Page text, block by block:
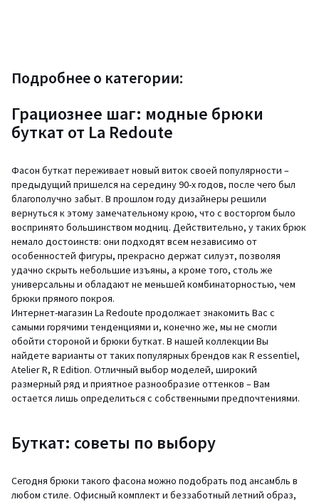
Подробнее о категории:
Грациознее шаг: модные брюки
буткат от La Redoute
Фасон буткат переживает новый виток своей популярности –
предыдущий пришелся на середину 90-х годов, после чего был
благополучно забыт. В прошлом году дизайнеры решили
вернуться к этому замечательному крою, что с восторгом было
воспринято большинством модниц. Действительно, у таких брюк
немало достоинств: они подходят всем независимо от
особенностей фигуры, прекрасно держат силуэт, позволяя
удачно скрыть небольшие изъяны, а кроме того, столь же
универсальны и обладают не меньшей комбинаторностью, чем
брюки прямого покроя.
Интернет-магазин La Redoute продолжает знакомить Вас с
самыми горячими тенденциями и, конечно же, мы не смогли
обойти стороной и брюки буткат. В нашей коллекции Вы
найдете варианты от таких популярных брендов как R essentiel,
Atelier R, R Edition. Отличный выбор моделей, широкий
размерный ряд и приятное разнообразие оттенков – Вам
остается лишь определиться с собственными предпочтениями.
Буткат: советы по выбору
Сегодня брюки такого фасона можно подобрать под ансамбль в
любом стиле. Офисный комплект и беззаботный летний образ,